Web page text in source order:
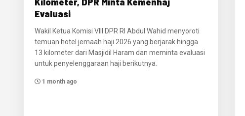
Evaluasi
Wakil Ketua Komisi VIII DPR RI Abdul Wahid menyoroti
temuan hotel jemaah haji 2026 yang berjarak hingga
13 kilometer dari Masjidil Haram dan meminta evaluasi
untuk penyelenggaraan haji berikutnya.
1 month ago